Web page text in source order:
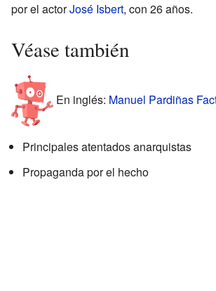
por el actorJosé Isbert, con 26 años.
Véase también
En inglés: Manuel Pardiñas
Principales atentados anarquistas
Propaganda por el hecho